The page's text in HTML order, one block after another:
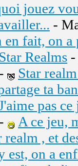
jouez
-
en fait, on a
Star Realms
Star
ta
pas
A ce jeu,
realm , et
est, on a